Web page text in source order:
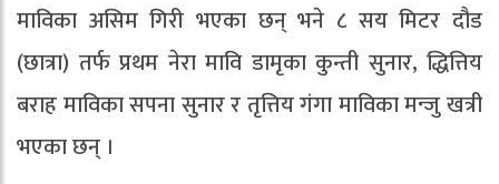
माविका असिम गिरी भएका छन् भने ८ सय मिटर दौड
(छात्रा) तर्फ प्रथम नेरा मावि डामृका कुन्ती सुनार, द्धित्तिय
बराह माविका सपना सुनार र तृत्तिय गंगा माविका मन्जु खत्री
भएका छन् ।